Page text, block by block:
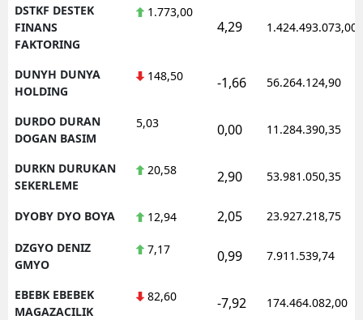
DSTKF DESTEK
FINANS
FAKTORING
1.773,00
4,29 1.424.493.073,00
DUNYH DUNYA
HOLDING
148,50 -1,66 56.264.124,90
DURDO DURAN
DOGAN BASIM
5,03 0,00 11.284.390,35
DURKN DURUKAN
SEKERLEME
20,58 2,90 53.981.050,35
DYOBY DYO BOYA 12,94 2,05 23.927.218,75
DZGYO DENIZ
GMYO
7,17 0,99 7.911.539,74
EBEBK EBEBEK
MAGAZACILIK
82,60 -7,92 174.464.082,00